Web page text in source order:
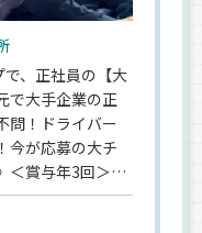
、正社員の【大
で大手企業の正
問！ドライバー
今が応募の大チ
＜賞与年3回＞＜
年の昇給＞＜家
遇でアナタを待